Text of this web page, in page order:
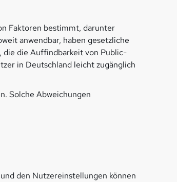
Faktoren bestimmt, darunter
anwendbar, haben gesetzliche
die Auffindbarkeit von Public-
in Deutschland leicht zugänglich
Solche Abweichungen
den Nutzereinstellungen können